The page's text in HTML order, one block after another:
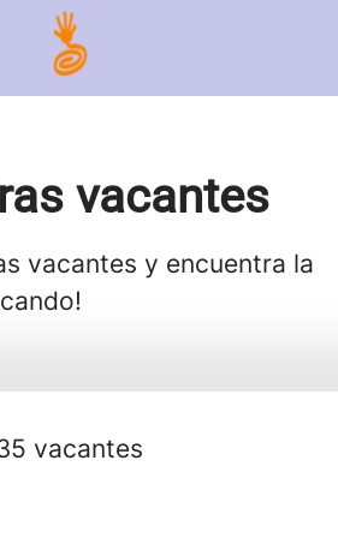
vacantes
vacantes y encuentra la
vacantes